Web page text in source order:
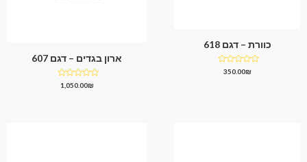
כוורת – דגם 618
דורג350.00₪
ארון בגדים – דגם 607
דורג1,050.00₪